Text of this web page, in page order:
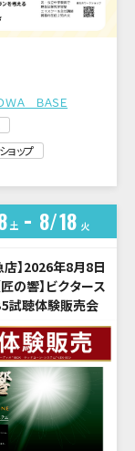
ＷＡ ＢＡＳＥ
ョップ
土 8 18 火
店】2026年8月8日
の響】ビクタース
試聴体験販売会